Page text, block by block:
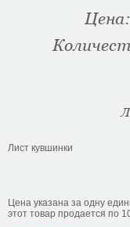
Цена:
Лист кувшинки
Цена указана за одну
этот товар продается по